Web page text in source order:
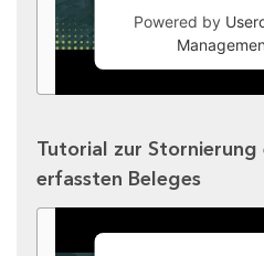
Powered by
Tutorial zur Stornierung
erfassten Beleges